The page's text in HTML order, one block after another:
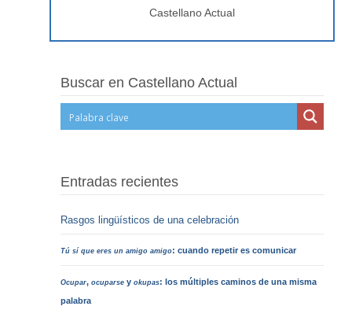
Castellano Actual
Buscar en Castellano Actual
Entradas recientes
Rasgos lingüísticos de una celebración
Tú sí que eres un amigo amigo: cuando repetir es comunicar
Ocupar,ocuparse yokupas: los múltiples caminos de una misma
palabra